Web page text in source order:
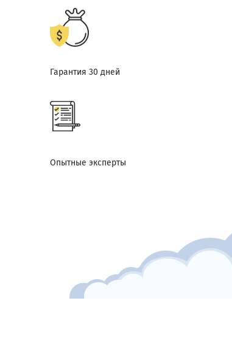
Гарантия 30 дней
Опытные эксперты